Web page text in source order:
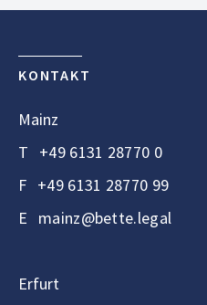
KONTAKT
Mainz
T +49 6131 28770 0
F +49 6131 28770 99
E mainz@bette.legal
Erfurt